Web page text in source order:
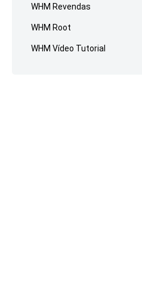
WHM Revendas
WHM Root
WHM Vídeo Tutorial